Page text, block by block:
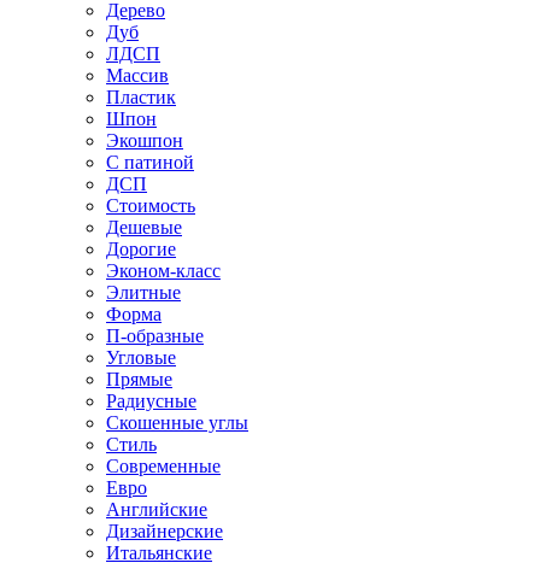
Дерево
Дуб
ЛДСП
Массив
Пластик
Шпон
Экошпон
С патиной
ДСП
Стоимость
Дешевые
Дорогие
Эконом-класс
Элитные
Форма
П-образные
Угловые
Прямые
Радиусные
Скошенные углы
Стиль
Современные
Евро
Английские
Дизайнерские
Итальянские